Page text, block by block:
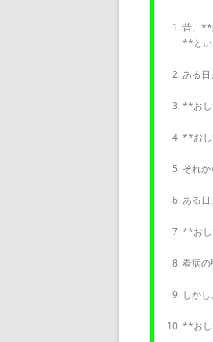
昔、**
**とい
ある
**おし
**おし
それ
ある
**おし
看病
しか
**おし